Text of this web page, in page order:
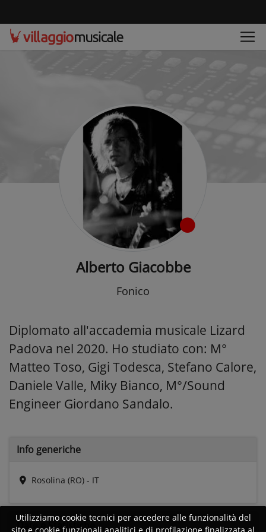
Alberto Giacobbe
Fonico
Diplomato all'accademia musicale Lizard
Padova nel 2020. Ho studiato con: M°
Matteo Toso, Gigi Todesca, Stefano Calore,
Daniele Valle, Miky Bianco, M°/Sound
Engineer Giordano Sandalo.
Info generiche
Rosolina (RO) - IT
Date eStatistiche
Utilizziamo cookie tecnici per accedere alle funzionalità del